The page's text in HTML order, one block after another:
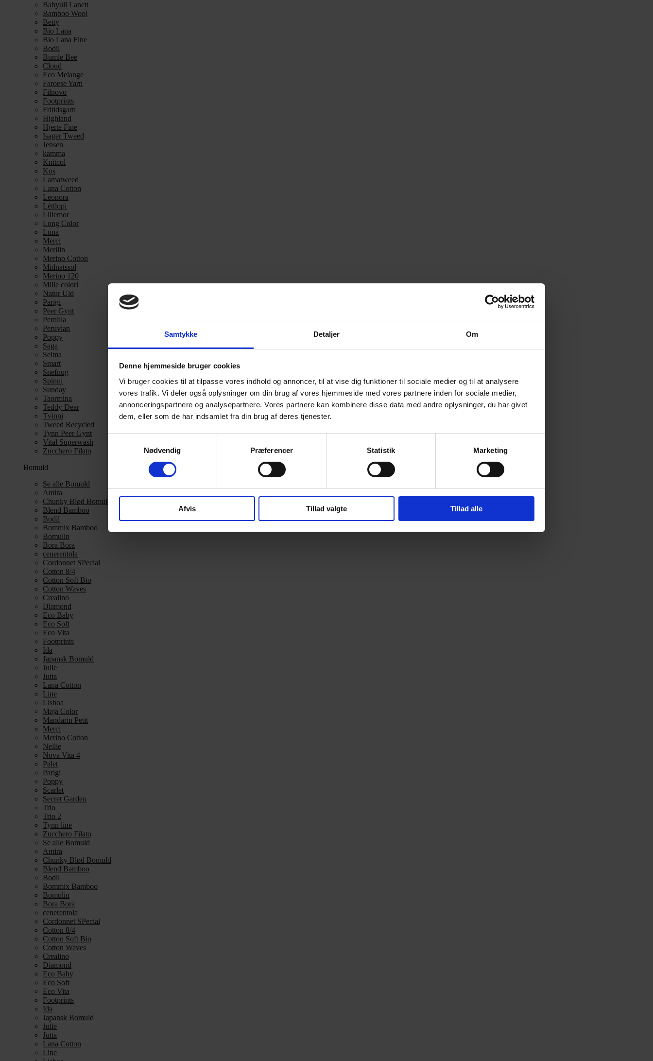
Samtykke Detaljer Om
Denne hjemmeside bruger cookies
Vi bruger cookies til at tilpasse vores indhold og annoncer, til at vise dig funktioner til sociale medier og til at analysere
vores trafik. Vi deler også oplysninger om din brug af vores hjemmeside med vores partnere inden for sociale medier,
annonceringspartnere og analysepartnere. Vores partnere kan kombinere disse data med andre oplysninger, du har givet
dem, eller som de har indsamlet fra din brug af deres tjenester.
Nødvendig
Præferencer Statistik Marketing
Afvis Tillad valgte Tillad alle
Babyull Lanett
Bamboo Wool
Betty
Bio Lana
Bio Lana Fine
Bodil
Bumle Bee
Cloud
Eco Melange
Faroese Yarn
Filnovo
Footprints
Fritidsgarn
Highland
Hjerte Fine
Isager Tweed
Jensen
kamma
Knitcol
Kos
Lamatweed
Lana Cotton
Leonora
Léttlopi
Lillemor
Long Color
Luna
Merci
Merilin
Merino Cotton
Midnatssol
Merino 120
Mille colori
Natur Uld
Parigi
Peer Gynt
Pernilla
Peruvian
Poppy
Saga
Selma
Smart
Snefnug
Spinni
Sunday
Taormina
Teddy Dear
Tvinni
Tweed Recycled
Tynn Peer Gynt
Vital Superwash
Zucchero Filato
Bomuld
Se alle Bomuld
Amira
Chunky Blød Bomuld
Blend Bamboo
Bodil
Bommix Bamboo
Bomulin
Bora Bora
cenerentola
Cordonnet SPecial
Cotton 8/4
Cotton Soft Bio
Cotton Waves
Crealino
Diamond
Eco Baby
Eco Soft
Eco Vita
Footprints
Ida
Japansk Bomuld
Julie
Jutta
Lana Cotton
Line
Lisboa
Maja Color
Mandarin Petit
Merci
Merino Cotton
Nellie
Nova Vita 4
Palet
Parigi
Poppy
Scarlet
Secret Garden
Trio
Trio 2
Tynn line
Zucchero Filato
Se alle Bomuld
Amira
Chunky Blød Bomuld
Blend Bamboo
Bodil
Bommix Bamboo
Bomulin
Bora Bora
cenerentola
Cordonnet SPecial
Cotton 8/4
Cotton Soft Bio
Cotton Waves
Crealino
Diamond
Eco Baby
Eco Soft
Eco Vita
Footprints
Ida
Japansk Bomuld
Julie
Jutta
Lana Cotton
Line